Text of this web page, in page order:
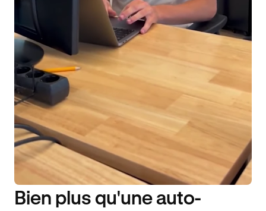
DISPONIBILITÉ 6J/7
Bien plus qu'une auto-